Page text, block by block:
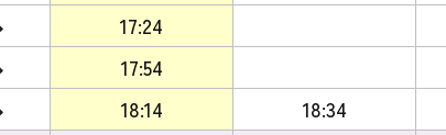
17:24
17:54
18:14 18:34